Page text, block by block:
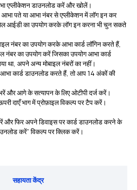
एप्लीकेशन डाउनलोड करें और खोलें।
पते या आभा नंबर से एप्लीकेशन में लॉग इन कर
आईडी का उपयोग करके लॉग इन करना भी चुन सकते
नंबर का उपयोग करके आभा कार्ड लॉगिन करते हैं,
नंबर का उपयोग करें जिसका उपयोग आभा कार्ड
था, अपने अन्य मोबाइल नंबरों का नहीं।
कार्ड डाउनलोड करते हैं, तो आप 14 अंकों की
और आगे के सत्यापन के लिए ओटीपी दर्ज करें।
दाएँ भाग में प्रोफ़ाइल विकल्प पर टैप करें।
फिर अपने डिवाइस पर कार्ड डाउनलोड करने के
करें” विकल्प पर क्लिक करें।
सहायता केंद्र